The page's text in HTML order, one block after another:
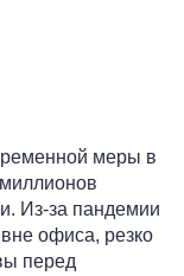
меры в
Из-за пандемии
офиса, резко
перед